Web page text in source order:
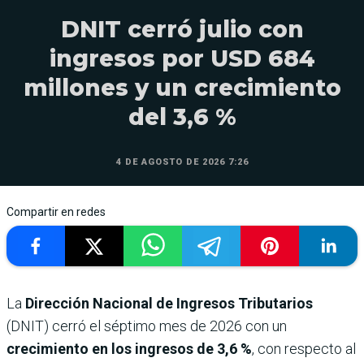
DNIT cerró julio con
ingresos por USD 684
millones y un crecimiento
del 3,6 %
4 DE AGOSTO DE 2026 7:26
Compartir en redes
La Dirección Nacional de Ingresos Tributarios
(DNIT) cerró el séptimo mes de 2026 con un
crecimiento en los ingresos de 3,6 %, con respecto al